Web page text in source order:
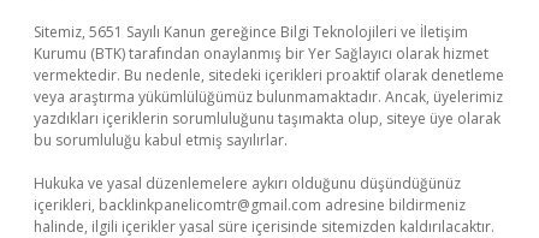
Sitemiz, 5651 Sayılı Kanun gereğince Bilgi Teknolojileri ve İletişim
Kurumu (BTK) tarafından onaylanmış bir Yer Sağlayıcı olarak hizmet
vermektedir. Bu nedenle, sitedeki içerikleri proaktif olarak denetleme
veya araştırma yükümlülüğümüz bulunmamaktadır. Ancak, üyelerimiz
yazdıkları içeriklerin sorumluluğunu taşımakta olup, siteye üye olarak
bu sorumluluğu kabul etmiş sayılırlar.
Hukuka ve yasal düzenlemelere aykırı olduğunu düşündüğünüz
içerikleri, backlinkpanelicomtr@gmail.com adresine bildirmeniz
halinde, ilgili içerikler yasal süre içerisinde sitemizden kaldırılacaktır.